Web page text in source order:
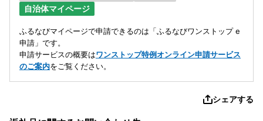
自治体マイページ
ふるなびマイページで申請できるのは「ふるなびワンストップ e
申請」です。
申請サービスの概要はワンストップ特例オンライン申請サービス
のご案内をご覧ください。
シェアする